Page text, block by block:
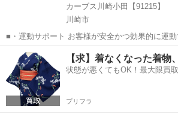
カーブス川崎小田【91215】
川崎市
■・運動サポート お客様が安全かつ効果的に運動
の使い方をアドバイスします。運動が初めての
どなので、難しい指導はありません。「今日は
ょう！」といったお声がけをしながら、...
神奈川 その他
【求】着なくなった着物
状態が悪くてもOK！最大限買
プリフラ